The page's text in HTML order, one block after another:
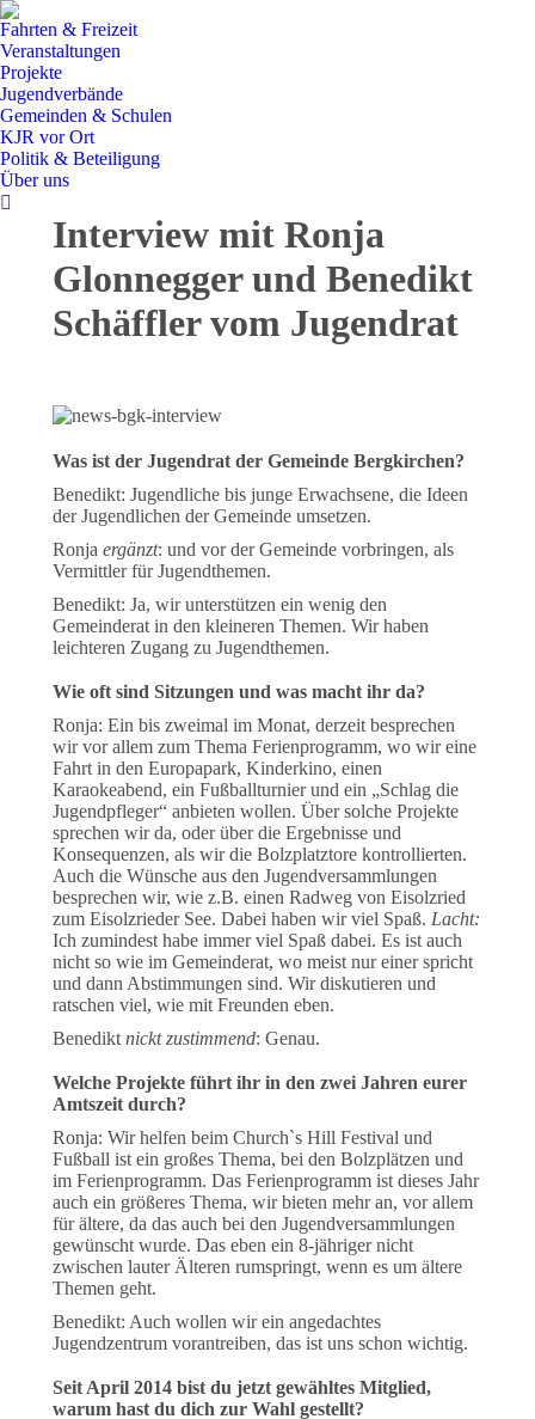
Fahrten & Freizeit
Veranstaltungen
Projekte
Jugendverbände
Gemeinden & Schulen
KJR vor Ort
Politik & Beteiligung
Über uns
Search:
Interview mit Ronja
Glonnegger und Benedikt
Schäffler vom Jugendrat
Was ist der Jugendrat der Gemeinde Bergkirchen?
Benedikt: Jugendliche bis junge Erwachsene, die Ideen
der Jugendlichen der Gemeinde umsetzen.
Ronja ergänzt: und vor der Gemeinde vorbringen, als
Vermittler für Jugendthemen.
Benedikt: Ja, wir unterstützen ein wenig den
Gemeinderat in den kleineren Themen. Wir haben
leichteren Zugang zu Jugendthemen.
Wie oft sind Sitzungen und was macht ihr da?
Ronja: Ein bis zweimal im Monat, derzeit besprechen
wir vor allem zum Thema Ferienprogramm, wo wir eine
Fahrt in den Europapark, Kinderkino, einen
Karaokeabend, ein Fußballturnier und ein „Schlag die
Jugendpfleger“ anbieten wollen. Über solche Projekte
sprechen wir da, oder über die Ergebnisse und
Konsequenzen, als wir die Bolzplatztore kontrollierten.
Auch die Wünsche aus den Jugendversammlungen
besprechen wir, wie z.B. einen Radweg von Eisolzried
zum Eisolzrieder See. Dabei haben wir viel Spaß. Lacht:
Ich zumindest habe immer viel Spaß dabei. Es ist auch
nicht so wie im Gemeinderat, wo meist nur einer spricht
und dann Abstimmungen sind. Wir diskutieren und
ratschen viel, wie mit Freunden eben.
Benedikt nickt zustimmend: Genau.
Welche Projekte führt ihr in den zwei Jahren eurer
Amtszeit durch?
Ronja: Wir helfen beim Church`s Hill Festival und
Fußball ist ein großes Thema, bei den Bolzplätzen und
im Ferienprogramm. Das Ferienprogramm ist dieses Jahr
auch ein größeres Thema, wir bieten mehr an, vor allem
für ältere, da das auch bei den Jugendversammlungen
gewünscht wurde. Das eben ein 8-jähriger nicht
zwischen lauter Älteren rumspringt, wenn es um ältere
Themen geht.
Benedikt: Auch wollen wir ein angedachtes
Jugendzentrum vorantreiben, das ist uns schon wichtig.
Seit April 2014 bist du jetzt gewähltes Mitglied,
warum hast du dich zur Wahl gestellt?